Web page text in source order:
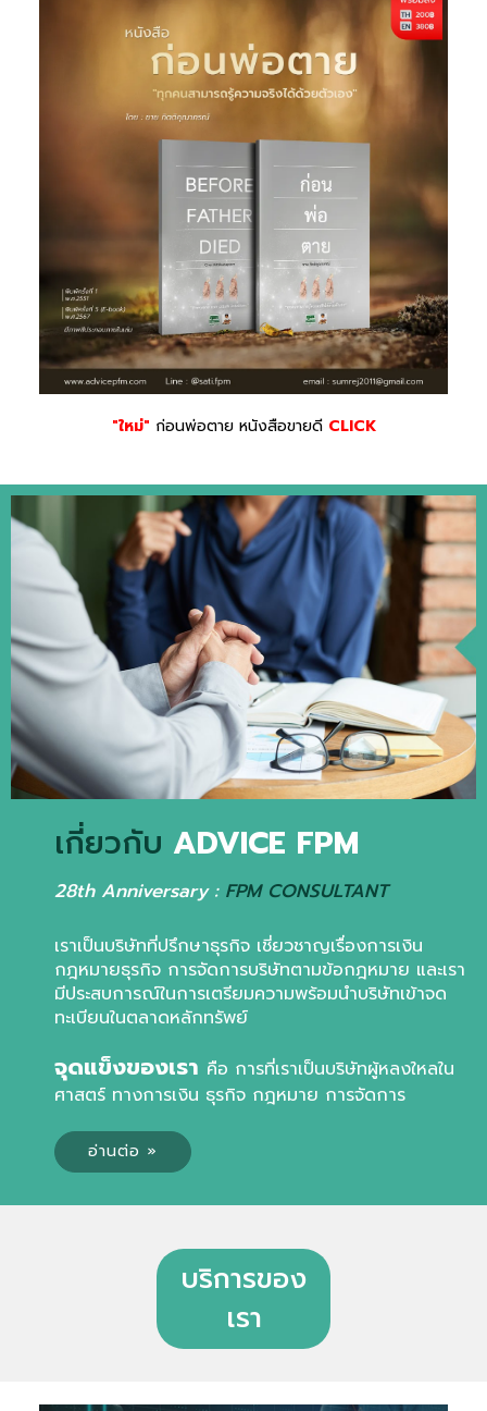
"ใหม่" ก่อนพ่อตาย หนังสือขายดี CLICK
เกี่ยวกับ ADVICE FPM
28th Anniversary : FPM CONSULTANT
เราเป็นบริษัทที่ปรึกษาธุรกิจ เชี่ยวชาญเรื่องการเงิน
กฎหมายธุรกิจ การจัดการบริษัทตามข้อกฎหมาย และเรา
มีประสบการณ์ในการเตรียมความพร้อมนำบริษัทเข้าจด
ทะเบียนในตลาดหลักทรัพย์
จุดแข็งของเรา คือ การที่เราเป็นบริษัทผู้หลงใหลใน
ศาสตร์ ทางการเงิน ธุรกิจ กฎหมาย การจัดการ
อ่านต่อ »
บริการของ
เรา